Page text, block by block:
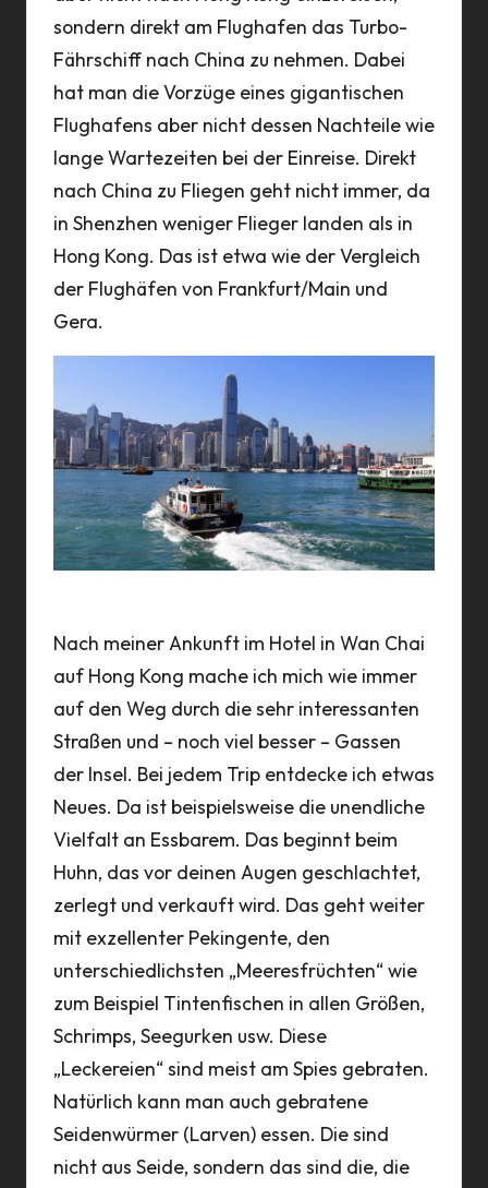
sondern direkt am Flughafen das Turbo-
Fährschiff nach China zu nehmen. Dabei
hat man die Vorzüge eines gigantischen
Flughafens aber nicht dessen Nachteile wie
lange Wartezeiten bei der Einreise. Direkt
nach China zu Fliegen geht nicht immer, da
in Shenzhen weniger Flieger landen als in
Hong Kong. Das ist etwa wie der Vergleich
der Flughäfen von Frankfurt/Main und
Gera.
Nach meiner Ankunft im Hotel in Wan Chai
auf Hong Kong mache ich mich wie immer
auf den Weg durch die sehr interessanten
Straßen und – noch viel besser – Gassen
der Insel. Bei jedem Trip entdecke ich etwas
Neues. Da ist beispielsweise die unendliche
Vielfalt an Essbarem. Das beginnt beim
Huhn, das vor deinen Augen geschlachtet,
zerlegt und verkauft wird. Das geht weiter
mit exzellenter Pekingente, den
unterschiedlichsten „Meeresfrüchten“ wie
zum Beispiel Tintenfischen in allen Größen,
Schrimps, Seegurken usw. Diese
„Leckereien“ sind meist am Spies gebraten.
Natürlich kann man auch gebratene
Seidenwürmer (Larven) essen. Die sind
nicht aus Seide, sondern das sind die, die